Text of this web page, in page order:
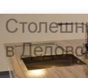
Работаем по
регионам
УЗНАТЬ